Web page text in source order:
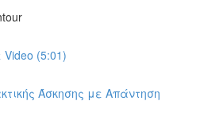
(5:01)
Άσκησης με Απάντηση